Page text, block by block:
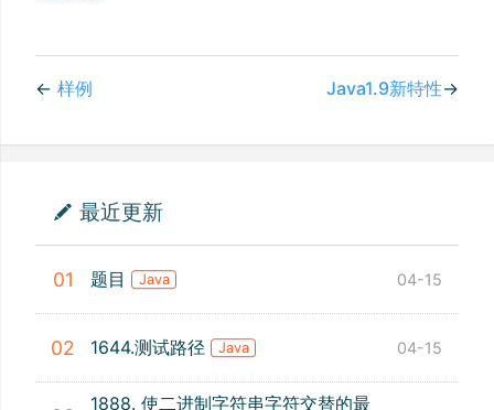
← 样例 Java1.9新特性→
最近更新
01 题目 Java 04-15
02 1644.测试路径 Java 04-15
1888. 使二进制字符串字符交替的最